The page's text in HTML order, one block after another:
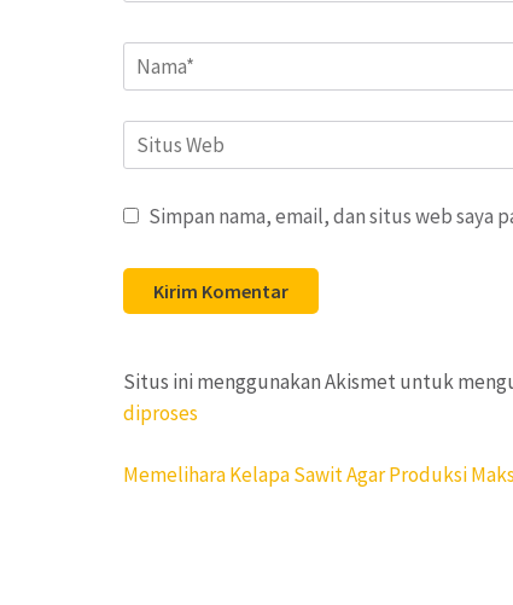
Name*
Situs
Web
Simpan nama, email, dan situs web saya
Situs ini menggunakan Akismet untuk
diproses
Navigasi
Memelihara Kelapa Sawit Agar Produksi